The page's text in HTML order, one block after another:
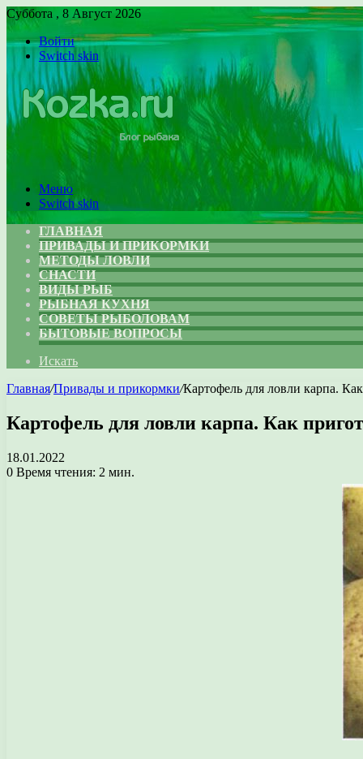
Суббота , 8 Август 2026
Войти
Switch skin
Меню
Switch skin
ГЛАВНАЯ
ПРИВАДЫ И ПРИКОРМКИ
МЕТОДЫ ЛОВЛИ
СНАСТИ
ВИДЫ РЫБ
РЫБНАЯ КУХНЯ
СОВЕТЫ РЫБОЛОВАМ
БЫТОВЫЕ ВОПРОСЫ
Искать
Главная/Привады и прикормки/Картофель для ловли карпа.
Картофель для ловли карпа. Как
18.01.2022
0 Время чтения: 2 мин.